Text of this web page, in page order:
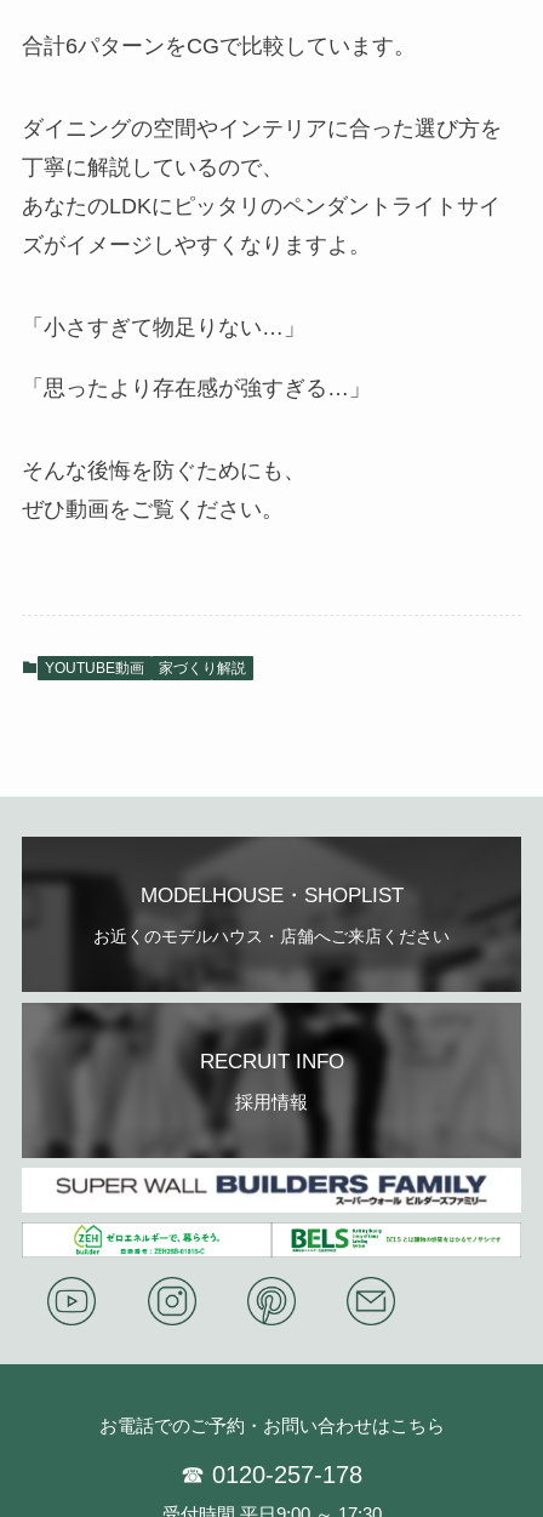
合計6パターンをCGで比較しています。
ダイニングの空間やインテリアに合った選び方を
丁寧に解説しているので、
あなたのLDKにピッタリのペンダントライトサイ
ズがイメージしやすくなりますよ。
「小さすぎて物足りない…」
「思ったより存在感が強すぎる…」
そんな後悔を防ぐためにも、
ぜひ動画をご覧ください。
YOUTUBE動画 家づくり解説
MODELHOUSE・SHOPLIST
お近くのモデルハウス・店舗へご来店ください
RECRUIT INFO
採用情報
お電話でのご予約・お問い合わせはこちら
☎ 0120-257-178